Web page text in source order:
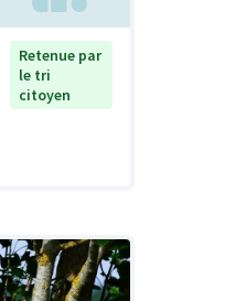
Retenue par
le tri
citoyen